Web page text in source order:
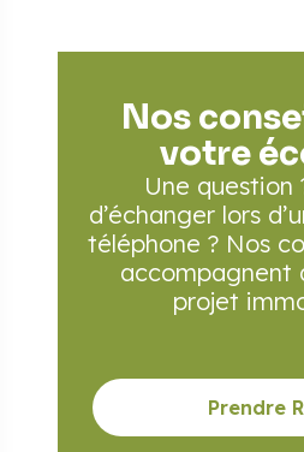
Nos
votre
Une question
d’échanger lors
téléphone ? Nos
accompagnent
projet
Prendre